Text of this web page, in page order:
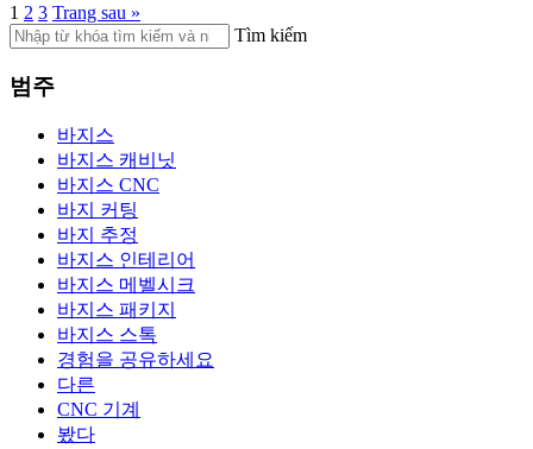
1 2 3 Trang sau »
Tìm kiếm
범주
바지스
바지스 캐비닛
바지스 CNC
바지 커팅
바지 추정
바지스 인테리어
바지스 메벨시크
바지스 패키지
바지스 스톡
경험을 공유하세요
다른
CNC 기계
봤다